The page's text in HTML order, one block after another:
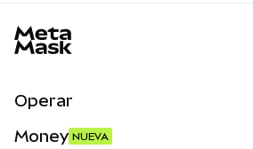
Operar
Money NUEVA